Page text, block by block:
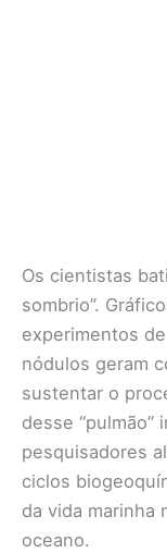
Os cientistas
sombrio”.
experimentos
nódulos geram
sustentar o
desse “pulmão”
pesquisadores
ciclos
da vida marinha
oceano.